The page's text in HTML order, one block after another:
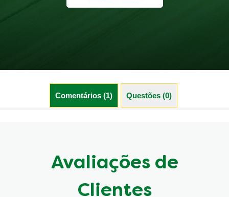
Comentários (1) Questões (0)
Avaliações de
Clientes